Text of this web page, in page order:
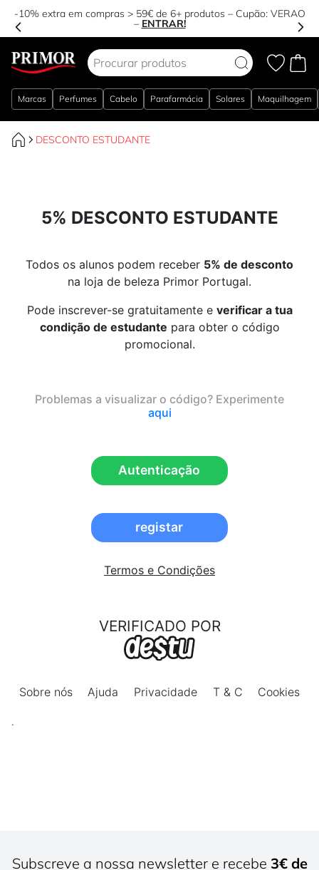
-10% extra em compras > 59€ de 6+ produtos – Cupão: VERAO
– ENTRAR!
Marcas Perfumes Cabelo Parafarmácia Solares Maquilhagem
DESCONTO ESTUDANTE
.
Subscreve a nossa newsletter e recebe 3€ de